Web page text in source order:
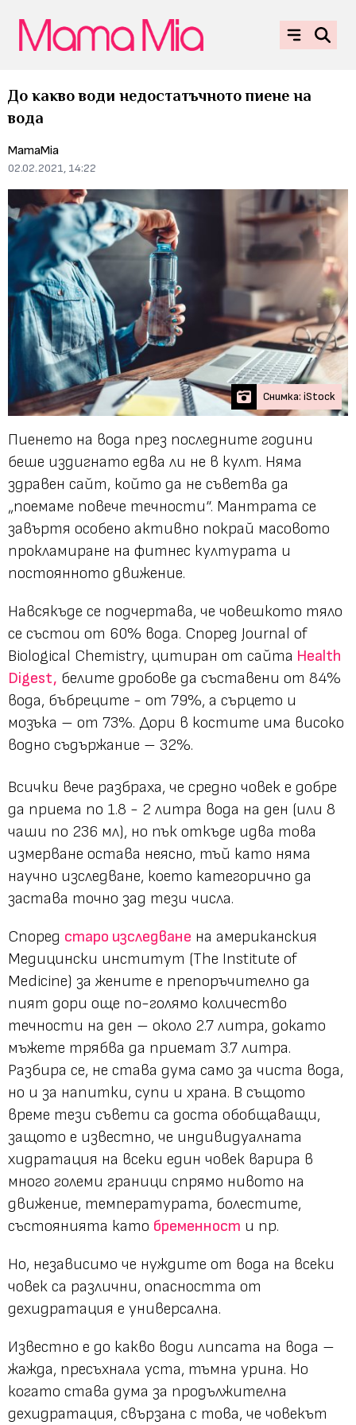
До какво води недостатъчното пиене на
вода
MamaMia
02.02.2021, 14:22
Снимка: iStock
Пиенето на вода през последните години
беше издигнато едва ли не в култ. Няма
здравен сайт, който да не съветва да
„поемаме повече течности“. Мантрата се
завъртя особено активно покрай масовото
прокламиране на фитнес културата и
постоянното движение.
Навсякъде се подчертава, че човешкото тяло
се състои от 60% вода. Според Journal of
Biological Chemistry, цитиран от сайта Health
Digest, белите дробове да съставени от 84%
вода, бъбрецитe - от 79%, а сърцето и
мозъка – от 73%. Дори в костите има високо
водно съдържание – 32%.
Всички вече разбраха, че средно човек е добре
да приема по 1.8 - 2 литра вода на ден (или 8
чаши по 236 мл), но пък откъде идва това
измерване остава неясно, тъй като няма
научно изследване, което категорично да
застава точно зад тези числа.
Според старо изследване на американския
Медицински институт (The Institute of
Medicine) за жените е препоръчително да
пият дори още по-голямо количество
течности на ден – около 2.7 литра, докато
мъжете трябва да приемат 3.7 литра.
Разбира се, не става дума само за чиста вода,
но и за напитки, супи и храна. В същото
време тези съвети са доста обобщаващи,
защото е известно, че индивидуалната
хидратация на всеки един човек варира в
много големи граници спрямо нивото на
движение, температурата, болестите,
състоянията като бременност и пр.
Но, независимо че нуждите от вода на всеки
човек са различни, опасността от
дехидратация е универсална.
Известно е до какво води липсата на вода –
жажда, пресъхнала уста, тъмна урина. Но
когато става дума за продължителна
дехидратация, свързана с това, че човекът